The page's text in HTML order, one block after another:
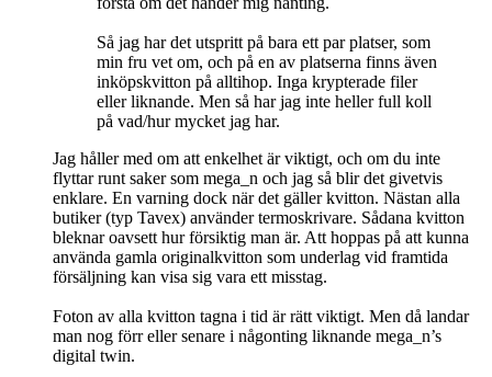
Så jag har det utspritt på bara ett par platser, som
min fru vet om, och på en av platserna finns även
inköpskvitton på alltihop. Inga krypterade filer
eller liknande. Men så har jag inte heller full koll
på vad/hur mycket jag har.
Jag håller med om att enkelhet är viktigt, och om du inte
flyttar runt saker som mega_n och jag så blir det givetvis
enklare. En varning dock när det gäller kvitton. Nästan alla
butiker (typ Tavex) använder termoskrivare. Sådana kvitton
bleknar oavsett hur försiktig man är. Att hoppas på att kunna
använda gamla originalkvitton som underlag vid framtida
försäljning kan visa sig vara ett misstag.
Foton av alla kvitton tagna i tid är rätt viktigt. Men då landar
man nog förr eller senare i någonting liknande mega_n’s
digital twin.